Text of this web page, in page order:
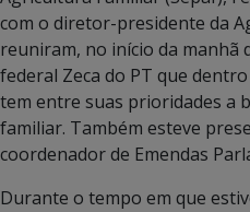
com o diretor-presidente da
reuniram, no início da manhã
federal Zeca do PT que
tem entre suas prioridades a
familiar. Também esteve
coordenador de Emendas
Durante o tempo em que